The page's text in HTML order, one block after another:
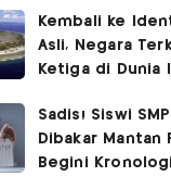
Kembali ke
Asli, Negara
Ketiga di Dunia
Nama
Sadis! Siswi
Dibakar Mantan
Begini Kronologi